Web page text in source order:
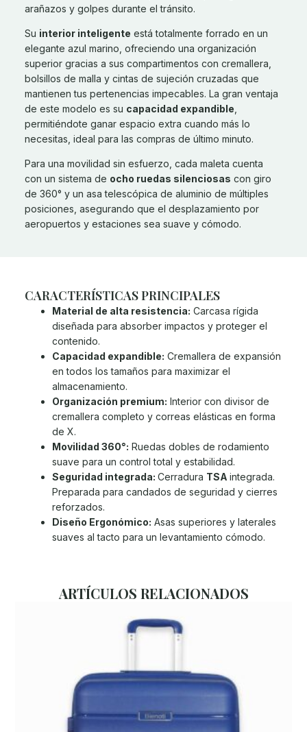
arañazos y golpes durante el tránsito.
Su interior inteligente está totalmente forrado en un
elegante azul marino, ofreciendo una organización
superior gracias a sus compartimentos con cremallera,
bolsillos de malla y cintas de sujeción cruzadas que
mantienen tus pertenencias impecables. La gran ventaja
de este modelo es su capacidad expandible
permitiéndote ganar espacio extra cuando más lo
necesitas, ideal para las compras de último minuto.
Para una movilidad sin esfuerzo, cada maleta cuenta
con un sistema de ocho ruedas silenciosas con giro
de 360° y un asa telescópica de aluminio de múltiples
posiciones, asegurando que el desplazamiento por
aeropuertos y estaciones sea suave y cómodo.
CARACTERÍSTICAS PRINCIPALES
Material de alta resistencia: Carcasa rígida
diseñada para absorber impactos y proteger el
contenido.
Capacidad expandible: Cremallera de expansión
en todos los tamaños para maximizar el
almacenamiento.
Organización premium: Interior con divisor de
cremallera completo y correas elásticas en forma
de X.
Movilidad 360°: Ruedas dobles de rodamiento
suave para un control total y estabilidad.
Seguridad integrada: Cerradura TSA integrada.
Preparada para candados de seguridad y cierres
reforzados.
Diseño Ergonómico: Asas superiores y laterales
suaves al tacto para un levantamiento cómodo.
ARTÍCULOS RELACIONADOS